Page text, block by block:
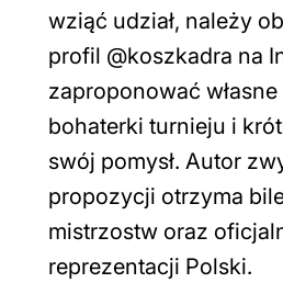
wziąć udział, należy
profil @koszkadra na
zaproponować
bohaterki turnieju i
swój pomysł. Autor
propozycji otrzyma
mistrzostw oraz
reprezentacji Polski.